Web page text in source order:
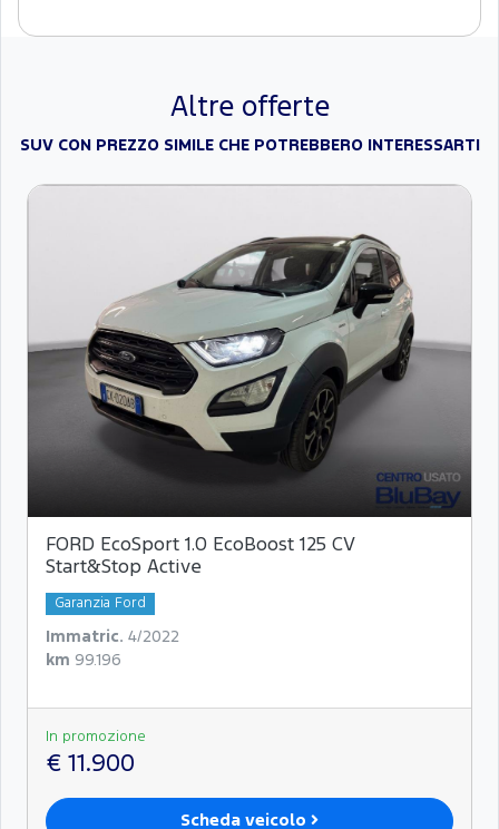
Altre offerte
SUV CON PREZZO SIMILE CHE POTREBBERO INTERESSARTI
FORD EcoSport 1.0 EcoBoost 125 CV
Start&Stop Active
Garanzia Ford
Immatric. 4/2022
km 99.196
In promozione
€ 11.900
Scheda veicolo